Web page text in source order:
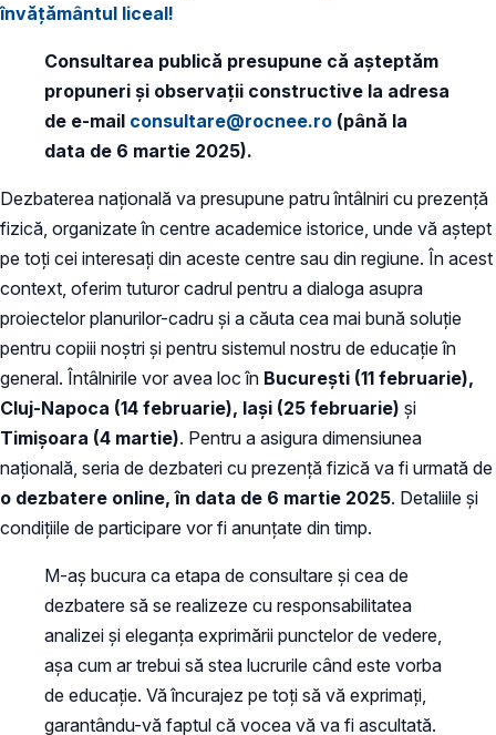
învățământul liceal!
Consultarea publică presupune că așteptăm
propuneri și observații constructive la adresa
de e-mail consultare@rocnee.ro (până la
data de 6 martie 2025).
Dezbaterea națională va presupune patru întâlniri cu prezență
fizică, organizate în centre academice istorice, unde vă aștept
pe toți cei interesați din aceste centre sau din regiune. În acest
context, oferim tuturor cadrul pentru a dialoga asupra
proiectelor planurilor-cadru și a căuta cea mai bună soluție
pentru copiii noștri și pentru sistemul nostru de educație în
general. Întâlnirile vor avea loc în București (11 februarie),
Cluj-Napoca (14 februarie), Iași (25 februarie) și
Timișoara (4 martie). Pentru a asigura dimensiunea
națională, seria de dezbateri cu prezență fizică va fi urmată de
o dezbatere online, în data de 6 martie 2025. Detaliile și
condițiile de participare vor fi anunțate din timp.
M-aș bucura ca etapa de consultare și cea de
dezbatere să se realizeze cu responsabilitatea
analizei și eleganța exprimării punctelor de vedere,
așa cum ar trebui să stea lucrurile când este vorba
de educație. Vă încurajez pe toți să vă exprimați,
garantându-vă faptul că vocea vă va fi ascultată.